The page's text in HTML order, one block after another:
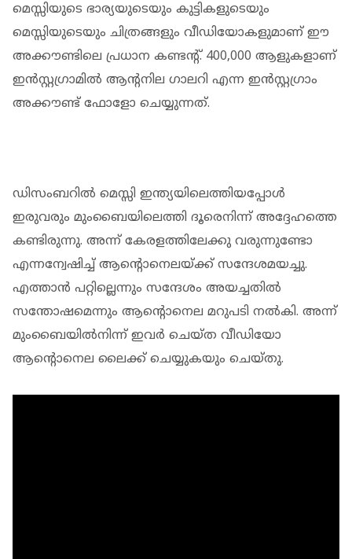
മെസ്സിയുടെ ഭാര്യയുടെയും കുട്ടികളുടെയും
മെസ്സിയുടെയും ചിത്രങ്ങളും വീഡിയോകളുമാണ് ഈ
അക്കൗണ്ടിലെ പ്രധാന കണ്ടന്‍റ്. 400,000 ആളുകളാണ്
ഇൻസ്റ്റഗ്രാമിൽ ആന്‍റനില ഗാലറി എന്ന ഇൻസ്റ്റഗ്രാം
അക്കൗണ്ട് ഫോളോ ചെയ്യുന്നത്.
ഡിസംബറിൽ മെസ്സി ഇന്ത്യയിലെത്തിയപ്പോൾ
ഇരുവരും മുംബൈയിലെത്തി ദൂരെനിന്ന് അദ്ദേഹത്തെ
കണ്ടിരുന്നു. അന്ന് കേരളത്തിലേക്കു വരുന്നുണ്ടോ
എന്നന്വേഷിച്ച് ആന്റൊനെലയ്ക്ക് സന്ദേശമയച്ചു.
എത്താൻ പറ്റില്ലെന്നും സന്ദേശം അയച്ചതിൽ
സന്തോഷമെന്നും ആന്റൊനെല മറുപടി നൽകി. അന്ന്
മുംബൈയിൽനിന്ന് ഇവർ ചെയ്ത വീഡിയോ
ആന്റൊനെല ലൈക്ക് ചെയ്യുകയും ചെയ്തു.